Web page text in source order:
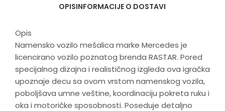
OPISINFORMACIJE O DOSTAVI
Opis
Namensko vozilo mešalica marke Mercedes je
licencirano vozilo poznatog brenda RASTAR. Pored
specijalnog dizajna i realističnog izgleda ova igračka
upoznaje decu sa ovom vrstom namenskog vozila,
poboljšava umne veštine, koordinaciju pokreta ruku i
oka i motoričke sposobnosti. Poseduje detaljno